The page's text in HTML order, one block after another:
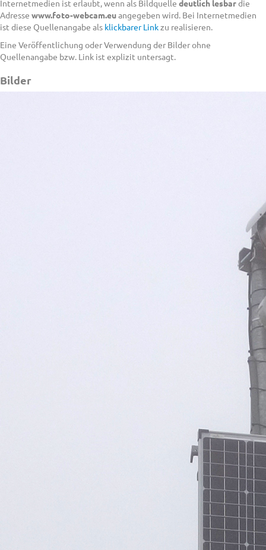
Internetmedien ist erlaubt, wenn als Bildquelle deutlich lesbardie
Adresse www.foto-webcam.euangegeben wird. Bei Internetmedien
ist diese Quellenangabe als klickbarer Linkzu realisieren.
Eine Veröffentlichung oder Verwendung der Bilder ohne
Quellenangabe bzw. Link ist explizit untersagt.
Bilder